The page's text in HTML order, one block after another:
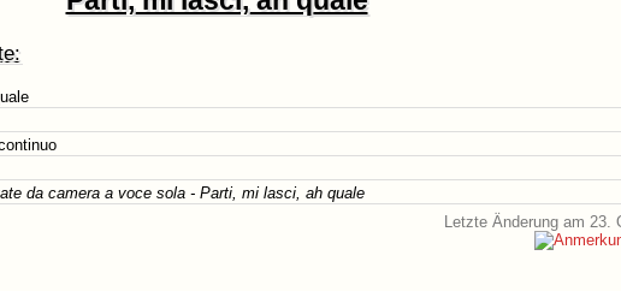
da camera a voce sola - Parti, mi lasci, ah quale
Letzte Änderung am 23.